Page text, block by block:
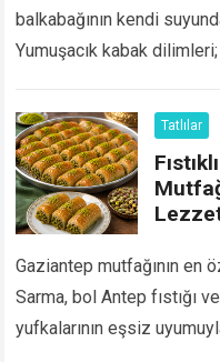
balkabağının kendi
Yumuşacık kabak
dönüşür….Devamını Oku...
Tatlılar
Gaziantep mutfağının en
Sarma, bol Antep fıstığı
yufkalarının eşsiz